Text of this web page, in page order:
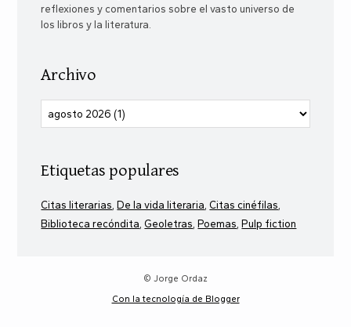
reflexiones y comentarios sobre el vasto universo de
los libros y la literatura.
Archivo
Etiquetas populares
Citas literarias De la vida literaria Citas cinéfilas
Biblioteca recóndita Geoletras Poemas Pulp fiction
Con la tecnología de Blogger
© Jorge Ordaz